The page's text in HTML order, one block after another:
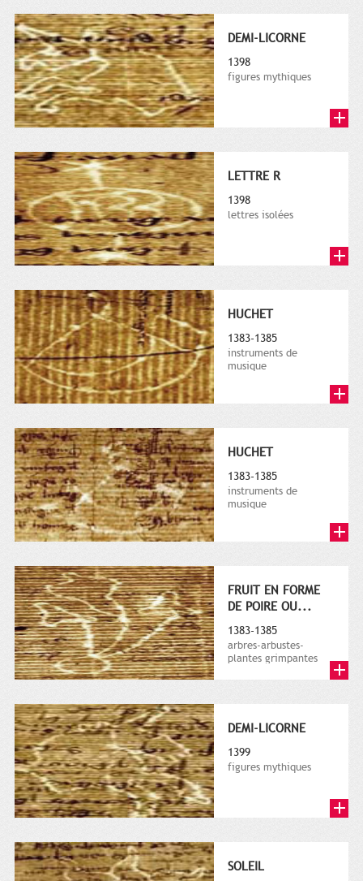
DEMI-LICORNE
1398
figures mythiques
LETTRE R
1398
lettres isolées
HUCHET
1383-1385
instruments de
musique
HUCHET
1383-1385
instruments de
musique
FRUIT EN FORME
DE POIRE OU...
1383-1385
arbres-arbustes-
plantes grimpantes
DEMI-LICORNE
1399
figures mythiques
SOLEIL